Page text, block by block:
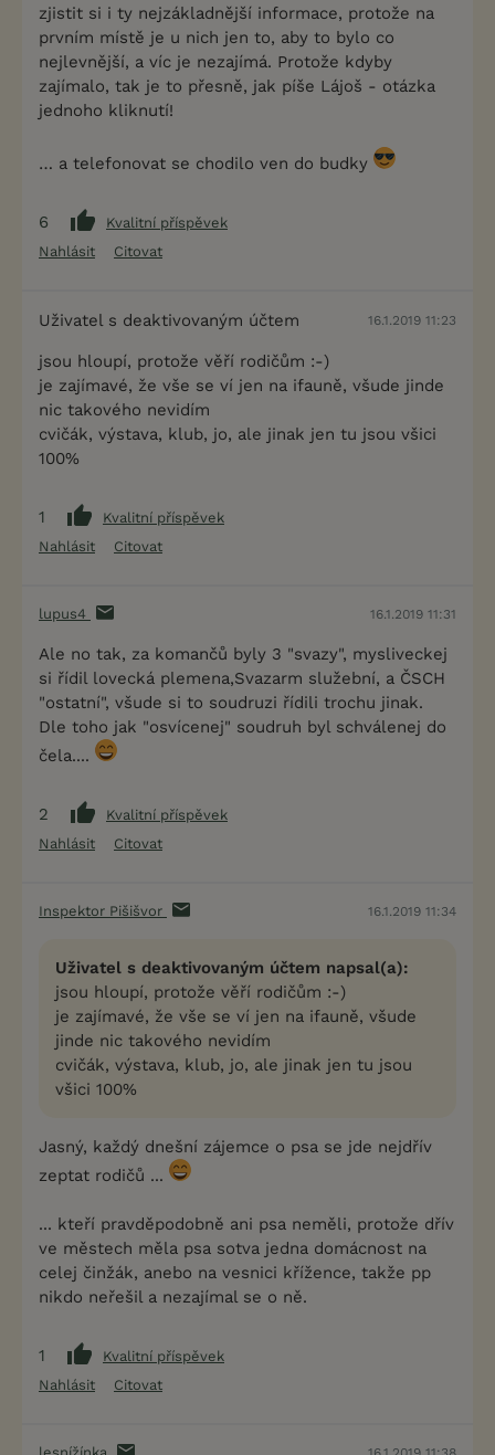
zjistit si i ty nejzákladnější informace, protože na
prvním místě je u nich jen to, aby to bylo co
nejlevnější, a víc je nezajímá. Protože kdyby
zajímalo, tak je to přesně, jak píše Lájoš - otázka
jednoho kliknutí!
… a telefonovat se chodilo ven do budky
6
Kvalitní příspěvek
Nahlásit
Citovat
Uživatel s deaktivovaným účtem 16.1.2019 11:23
jsou hloupí, protože věří rodičům :-)
je zajímavé, že vše se ví jen na ifauně, všude jinde
nic takového nevidím
cvičák, výstava, klub, jo, ale jinak jen tu jsou všici
100%
1
Kvalitní příspěvek
Nahlásit
Citovat
lupus4 16.1.2019 11:31
Ale no tak, za komančů byly 3 "svazy", mysliveckej
si řídil lovecká plemena,Svazarm služební, a ČSCH
"ostatní", všude si to soudruzi řídili trochu jinak.
Dle toho jak "osvícenej" soudruh byl schválenej do
čela....
2
Kvalitní příspěvek
Nahlásit
Citovat
Inspektor Pišišvor 16.1.2019 11:34
Uživatel s deaktivovaným účtem napsal(a):
jsou hloupí, protože věří rodičům :-)
je zajímavé, že vše se ví jen na ifauně, všude
jinde nic takového nevidím
cvičák, výstava, klub, jo, ale jinak jen tu jsou
všici 100%
Jasný, každý dnešní zájemce o psa se jde nejdřív
zeptat rodičů ...
... kteří pravděpodobně ani psa neměli, protože dřív
ve městech měla psa sotva jedna domácnost na
celej činžák, anebo na vesnici křížence, takže pp
nikdo neřešil a nezajímal se o ně.
1
Kvalitní příspěvek
Nahlásit
Citovat